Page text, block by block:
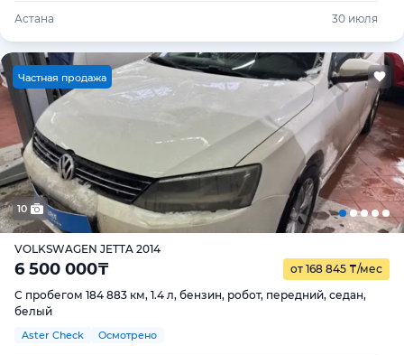
Астана 30 июля
Частная продажа
10
VOLKSWAGEN JETTA 2014
6 500 000₸ от 168 845 ₸/мес
С пробегом 184 883 км, 1.4 л, бензин, робот, передний, седан,
белый
Aster Check Осмотрено